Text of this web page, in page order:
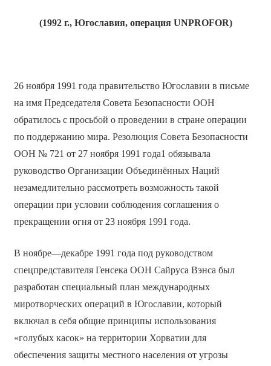
(1992 г., Югославия, операция UNPROFOR)
26 ноября 1991 года правительство Югославии в письме
на имя Председателя Совета Безопасности ООН
обратилось с просьбой о проведении в стране операции
по поддержанию мира. Резолюция Совета Безопасности
ООН № 721 от 27 ноября 1991 года1 обязывала
руководство Организации Объединённых Наций
незамедлительно рассмотреть возможность такой
операции при условии соблюдения соглашения о
прекращении огня от 23 ноября 1991 года.
В ноябре—декабре 1991 года под руководством
спецпредставителя Генсека ООН Сайруса Вэнса был
разработан специальный план международных
миротворческих операций в Югославии, который
включал в себя общие принципы использования
«голубых касок» на территории Хорватии для
обеспечения защиты местного населения от угрозы